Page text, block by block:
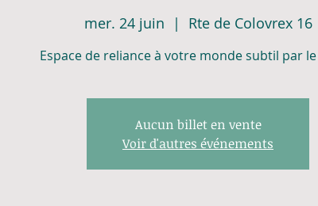
mer. 24 juin
  |
Rte de Colovrex 16
Espace de reliance à votre monde subtil par
Aucun billet en vente
Voir d'autres événements